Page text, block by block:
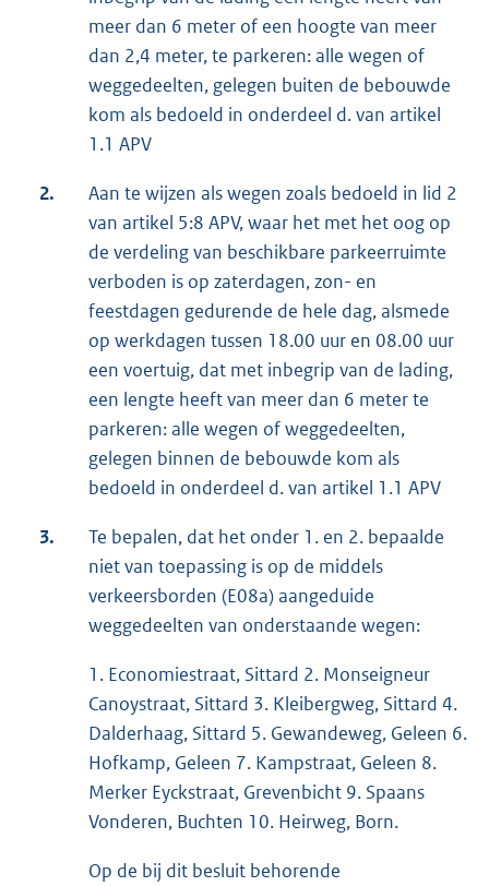
meer dan 6 meter of een hoogte van meer
dan 2,4 meter, te parkeren: alle wegen of
weggedeelten, gelegen buiten de bebouwde
kom als bedoeld in onderdeel d. van artikel
1.1 APV
2.
Aan te wijzen als wegen zoals bedoeld in lid 2
van artikel 5:8 APV, waar het met het oog op
de verdeling van beschikbare parkeerruimte
verboden is op zaterdagen, zon- en
feestdagen gedurende de hele dag, alsmede
op werkdagen tussen 18.00 uur en 08.00 uur
een voertuig, dat met inbegrip van de lading,
een lengte heeft van meer dan 6 meter te
parkeren: alle wegen of weggedeelten,
gelegen binnen de bebouwde kom als
bedoeld in onderdeel d. van artikel 1.1 APV
3.
Te bepalen, dat het onder 1. en 2. bepaalde
niet van toepassing is op de middels
verkeersborden (E08a) aangeduide
weggedeelten van onderstaande wegen:
1. Economiestraat, Sittard 2. Monseigneur
Canoystraat, Sittard 3. Kleibergweg, Sittard 4.
Dalderhaag, Sittard 5. Gewandeweg, Geleen 6.
Hofkamp, Geleen 7. Kampstraat, Geleen 8.
Merker Eyckstraat, Grevenbicht 9. Spaans
Vonderen, Buchten 10. Heirweg, Born.
Op de bij dit besluit behorende